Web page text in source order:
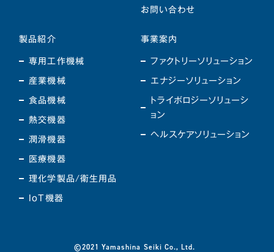
事業案内
ファクトリーソリューション
エナジーソリューション
トライボロジーソリューシ
ョン
ヘルスケアソリューション
製品紹介
専用工作機械
産業機械
食品機械
熱交機器
潤滑機器
医療機器
理化学製品/衛生用品
IoT機器
お問い合わせ
©2021 Yamashina Seiki Co., Ltd.